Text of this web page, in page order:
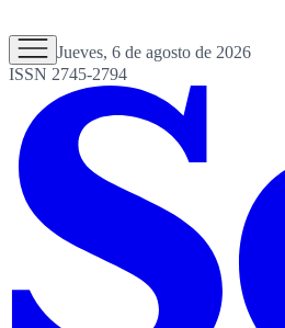
Jueves, 6 de agosto de 2026
ISSN 2745-2794